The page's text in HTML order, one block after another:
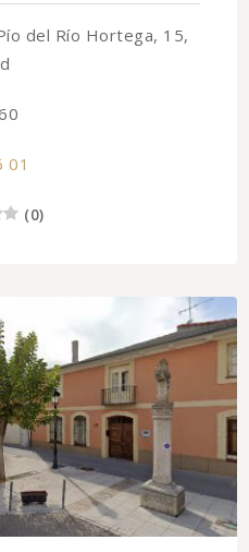
del Río Hortega, 15,
01
(0)